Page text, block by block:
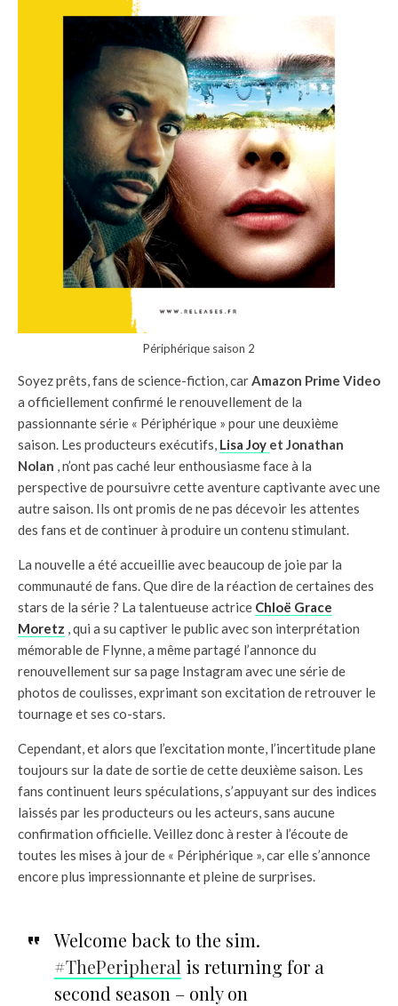
Périphérique saison 2
Soyez prêts, fans de science-fiction, carAmazon Prime Video
a officiellement confirmé le renouvellement de la
passionnante série « Périphérique » pour une deuxième
saison. Les producteurs exécutifs, Lisa Joy et Jonathan
Nolan , n’ont pas caché leur enthousiasme face à la
perspective de poursuivre cette aventure captivante avec une
autre saison. Ils ont promis de ne pas décevoir les attentes
des fans et de continuer à produire un contenu stimulant.
La nouvelle a été accueillie avec beaucoup de joie par la
communauté de fans. Que dire de la réaction de certaines des
stars de la série ? La talentueuse actrice Chloë Grace
Moretz , qui a su captiver le public avec son interprétation
mémorable de Flynne, a même partagé l’annonce du
renouvellement sur sa page Instagram avec une série de
photos de coulisses, exprimant son excitation de retrouver le
tournage et ses co-stars.
Cependant, et alors que l’excitation monte, l’incertitude plane
toujours sur la date de sortie de cette deuxième saison. Les
fans continuent leurs spéculations, s’appuyant sur des indices
laissés par les producteurs ou les acteurs, sans aucune
confirmation officielle. Veillez donc à rester à l’écoute de
toutes les mises à jour de « Périphérique », car elle s’annonce
encore plus impressionnante et pleine de surprises.
Welcome back to the sim.
#ThePeripheral is returning for a
second season – only on